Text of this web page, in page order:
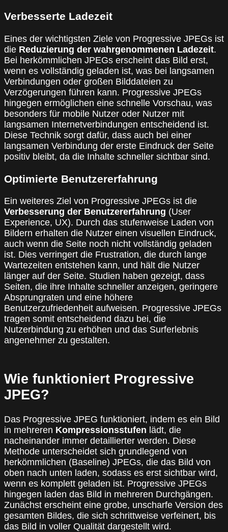
Verbesserte Ladezeit
Eines der wichtigsten Ziele von Progressive JPEGs ist
die Reduzierung der wahrgenommenen Ladezeit.
Bei herkömmlichen JPEGs erscheint das Bild erst,
wenn es vollständig geladen ist, was bei langsamen
Verbindungen oder großen Bilddateien zu
Verzögerungen führen kann. Progressive JPEGs
hingegen ermöglichen eine schnelle Vorschau, was
besonders für mobile Nutzer oder Nutzer mit
langsamen Internetverbindungen entscheidend ist.
Diese Technik sorgt dafür, dass auch bei einer
langsamen Verbindung der erste Eindruck der Seite
positiv bleibt, da die Inhalte schneller sichtbar sind.
Optimierte Benutzererfahrung
Ein weiteres Ziel von Progressive JPEGs ist die
Verbesserung der Benutzererfahrung (User
Experience, UX). Durch das stufenweise Laden von
Bildern erhalten die Nutzer einen visuellen Eindruck,
auch wenn die Seite noch nicht vollständig geladen
ist. Dies verringert die Frustration, die durch lange
Wartezeiten entstehen kann, und hält die Nutzer
länger auf der Seite. Studien haben gezeigt, dass
Seiten, die ihre Inhalte schneller anzeigen, geringere
Absprungraten und eine höhere
Benutzerzufriedenheit aufweisen. Progressive JPEGs
tragen somit entscheidend dazu bei, die
Nutzerbindung zu erhöhen und das Surferlebnis
angenehmer zu gestalten.
Wie funktioniert Progressive
JPEG?
Das Progressive JPEG funktioniert, indem es ein Bild
in mehreren Kompressionsstufen lädt, die
nacheinander immer detaillierter werden. Diese
Methode unterscheidet sich grundlegend von
herkömmlichen (Baseline) JPEGs, die das Bild von
oben nach unten laden, sodass es erst sichtbar wird,
wenn es komplett geladen ist. Progressive JPEGs
hingegen laden das Bild in mehreren Durchgängen.
Zunächst erscheint eine grobe, unscharfe Version des
gesamten Bildes, die sich schrittweise verfeinert, bis
das Bild in voller Qualität dargestellt wird.